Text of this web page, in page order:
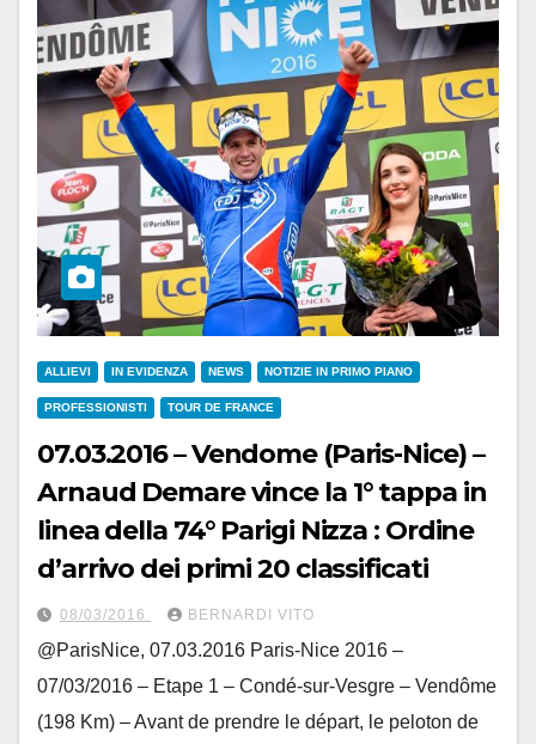
ALLIEVI IN EVIDENZA NEWS NOTIZIE IN PRIMO PIANO
PROFESSIONISTI TOUR DE FRANCE
07.03.2016 – Vendome (Paris-Nice) –
Arnaud Demare vince la 1° tappa in
linea della 74° Parigi Nizza : Ordine
d’arrivo dei primi 20 classificati
08/03/2016 BERNARDI VITO
@ParisNice, 07.03.2016 Paris-Nice 2016 –
07/03/2016 – Etape 1 – Condé-sur-Vesgre – Vendôme
(198 Km) – Avant de prendre le départ, le peloton de